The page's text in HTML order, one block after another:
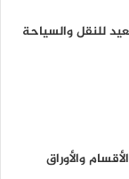
للنقل والسياحة
والأوراق